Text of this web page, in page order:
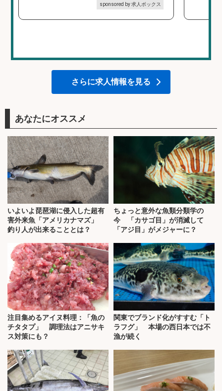
sponsored by 求人ボックス
さらに求人情報を見る
あなたにオススメ
いよいよ琵琶湖に侵入した超有
害外来魚「アメリカナマズ」
釣り人が出来ることとは？
ちょっと意外な魚類分類学の
今 「カサゴ目」が消滅して
「アジ目」がメジャーに？
注目集めるアイヌ料理：「魚の
チタタプ」 調理法はアニサキ
ス対策にも？
関東でブランド化がすすむ「ト
ラフグ」 本場の西日本では不
漁が続く